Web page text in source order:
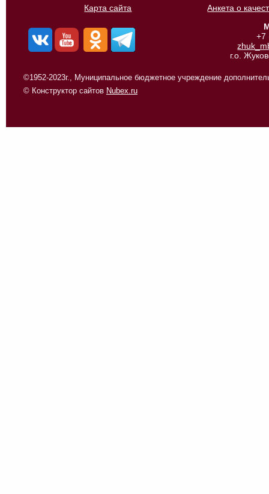
Карта сайта
Анкета о
+7
г.о.
©1952-2023г., Муниципальное бюджетное учреждение
© Конструктор сайтов Nubex.ru